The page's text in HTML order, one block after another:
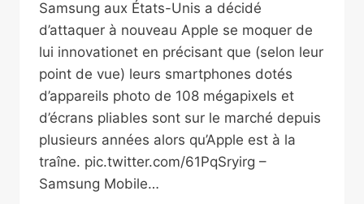
Samsung aux États-Unis a décidé
d’attaquer à nouveau Apple se moquer de
lui innovationet en précisant que (selon leur
point de vue) leurs smartphones dotés
d’appareils photo de 108 mégapixels et
d’écrans pliables sont sur le marché depuis
plusieurs années alors qu’Apple est à la
traîne. pic.twitter.com/61PqSryirg –
Samsung Mobile…